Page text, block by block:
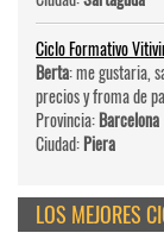
Ciclo Formativo
Berta: me gustaria,
precios y froma de
Provincia:Barcelona
Ciudad:Piera
LOS MEJORES